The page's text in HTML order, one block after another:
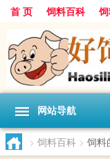
首 页 饲料百科
网站导航
> 饲料百科 > 饲料